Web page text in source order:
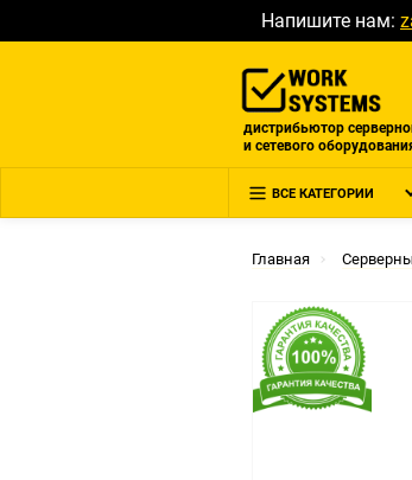
Напишите нам:
дистрибьютор
и сетевого
ВСЕ КАТЕГОРИИ
Главная